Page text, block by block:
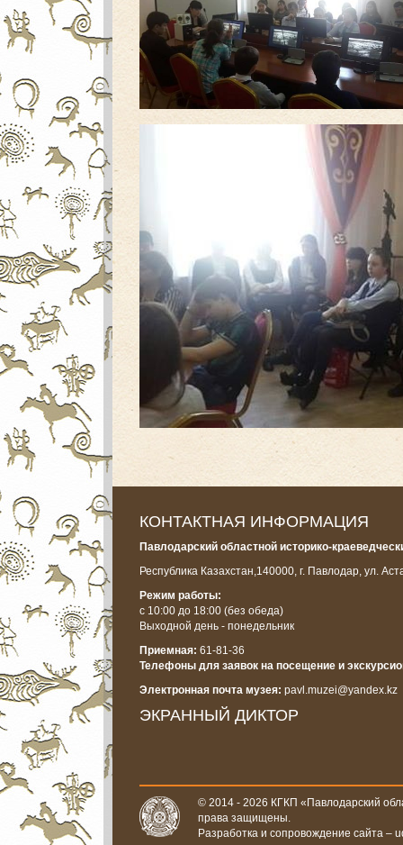
КОНТАКТНАЯ ИНФОРМАЦИЯ
Павлодарский областной историко-
Республика Казахстан,140000, г. Павлодар, ул.
Режим работы:
с 10:00 до 18:00 (без обеда)
Выходной день - понедельник
Приемная: 61-81-36
Телефоны для заявок на посещение и
Электронная почта музея: pavl.muzei@yandex.kz
ЭКРАННЫЙ ДИКТОР
© 2014 - 2026 КГКП «Павлодарский
права защищены.
Разработка и сопровождение сайта –